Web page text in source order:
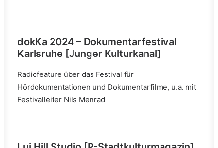
dokKa 2024 – Dokumentarfestival
Karlsruhe [Junger Kulturkanal]
Radiofeature über das Festival für
Hördokumentationen und Dokumentarfilme, u.a. mit
Festivalleiter Nils Menrad